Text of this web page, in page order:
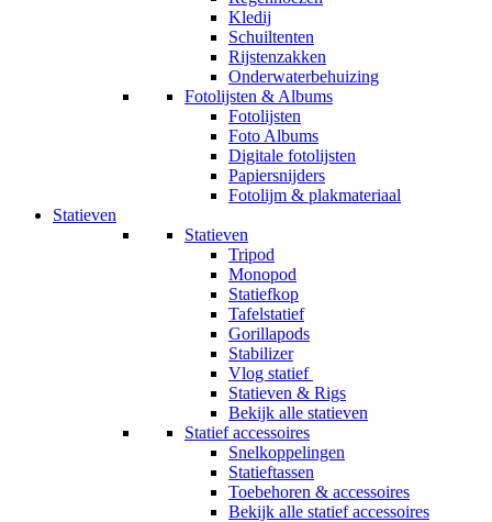
Kledij
Schuiltenten
Rijstenzakken
Onderwaterbehuizing
Fotolijsten & Albums
Fotolijsten
Foto Albums
Digitale fotolijsten
Papiersnijders
Fotolijm & plakmateriaal
Statieven
Statieven
Tripod
Monopod
Statiefkop
Tafelstatief
Gorillapods
Stabilizer
Vlog statief
Statieven & Rigs
Bekijk alle statieven
Statief accessoires
Snelkoppelingen
Statieftassen
Toebehoren & accessoires
Bekijk alle statief accessoires